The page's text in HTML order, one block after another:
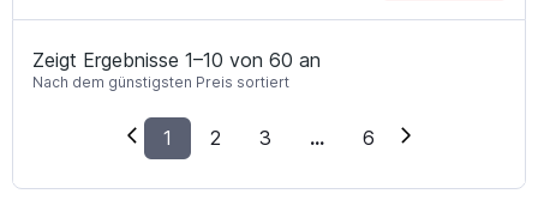
Zeigt Ergebnisse 1–10 von 60 an
Nach dem günstigsten Preis sortiert
1 2 3 ... 6